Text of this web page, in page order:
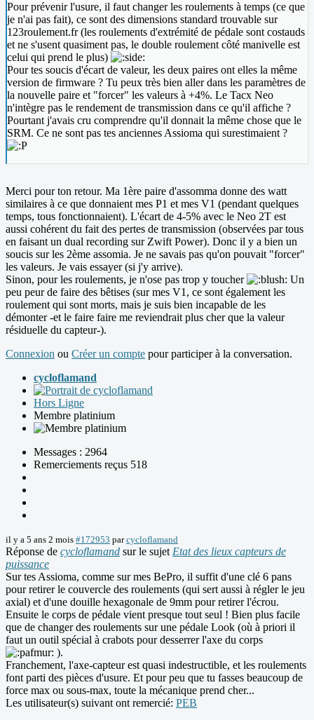
Pour prévenir l'usure, il faut changer les roulements à temps (ce que
je n'ai pas fait), ce sont des dimensions standard trouvable sur
123roulement.fr (les roulements d'extrémité de pédale sont costauds
et ne s'usent quasiment pas, le double roulement côté manivelle est
celui qui prend le plus)
Pour tes soucis d'écart de valeur, les deux paires ont elles la même
version de firmware ? Tu peux très bien aller dans les paramètres de
la nouvelle paire et "forcer" les valeurs à +4%. Le Tacx Neo
n'intègre pas le rendement de transmission dans ce qu'il affiche ?
Pourtant j'avais cru comprendre qu'il donnait la même chose que le
SRM. Ce ne sont pas tes anciennes Assioma qui surestimaient ?
Merci pour ton retour. Ma 1ère paire d'assomma donne des watt
similaires à ce que donnaient mes P1 et mes V1 (pendant quelques
temps, tous fonctionnaient). L'écart de 4-5% avec le Neo 2T est
aussi cohérent du fait des pertes de transmission (observées par tous
en faisant un dual recording sur Zwift Power). Donc il y a bien un
soucis sur les 2ème assomia. Je ne savais pas qu'on pouvait "forcer"
les valeurs. Je vais essayer (si j'y arrive).
Sinon, pour les roulements, je n'ose pas trop y toucher
Un
peu peur de faire des bêtises (sur mes V1, ce sont également les
roulement qui sont morts, mais je suis bien incapable de les
démonter -et le faire faire me reviendrait plus cher que la valeur
résiduelle du capteur-).
Connexion ou Créer un compte pour participer à la conversation.
cycloflamand
Hors Ligne
Membre platinium
Messages : 2964
Remerciements reçus 518
il y a 5 ans 2 mois #172953 parcycloflamand
Réponse de cycloflamand sur le sujet Etat des lieux capteurs de
puissance
Sur tes Assioma, comme sur mes BePro, il suffit d'une clé 6 pans
pour retirer le couvercle des roulements (qui sert aussi à régler le jeu
axial) et d'une douille hexagonale de 9mm pour retirer l'écrou.
Ensuite le corps de pédale vient presque tout seul ! Bien plus facile
que de changer des roulements sur une pédale Look (où à priori il
faut un outil spécial à crabots pour desserrer l'axe du corps
).
Franchement, l'axe-capteur est quasi indestructible, et les roulements
font parti des pièces d'usure. Et pour peu que tu fasses beaucoup de
force max ou sous-max, toute la mécanique prend cher...
Les utilisateur(s) suivant ont remercié: PEB